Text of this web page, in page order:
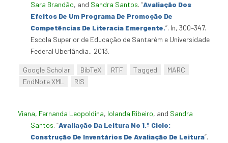
Sara Brandão, and Sandra Santos. “Avaliação Dos
Efeitos De Um Programa De Promoção De
Competências De Literacia Emergente.”. In, 300–347.
Escola Superior de Educação de Santarém e Universidade
Federal Uberlândia., 2013.
Google Scholar BibTeX RTF Tagged
MARC
EndNote XML
RIS
Viana, Fernanda Leopoldina, Iolanda Ribeiro, and Sandra
Santos. “Avaliação Da Leitura No 1.º Ciclo:
Construção De Inventários De Avaliação De Leitura”.